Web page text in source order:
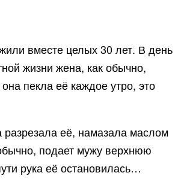
вместе целых 30 лет. В день
жизни жена, как обычно,
пекла её каждое утро, это
разрезала её, намазала маслом
подает мужу верхнюю
рука её остановилась…